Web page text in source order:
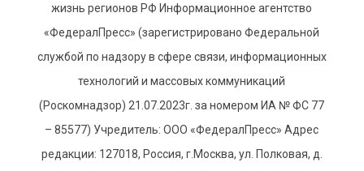
жизнь регионов РФ Информационное агентство
«ФедералПресс» (зарегистрировано Федеральной
службой по надзору в сфере связи, информационных
технологий и массовых коммуникаций
(Роскомнадзор) 21.07.2023г. за номером ИА № ФС 77
– 85577) Учредитель: ООО «ФедералПресс» Адрес
редакции: 127018, Россия, г.Москва, ул. Полковая, д.